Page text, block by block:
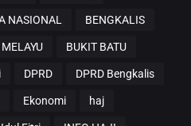
NASIONAL BENGKALIS
BUKIT BATU
DPRD DPRD Bengkalis
Ekonomi haj